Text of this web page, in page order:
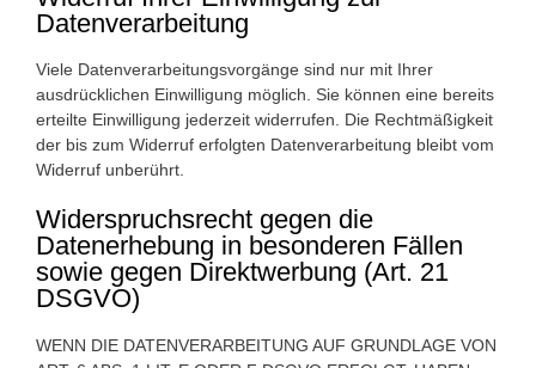
Datenverarbeitung
Viele Datenverarbeitungsvorgänge sind nur mit Ihrer
ausdrücklichen Einwilligung möglich. Sie können eine bereits
erteilte Einwilligung jederzeit widerrufen. Die Rechtmäßigkeit
der bis zum Widerruf erfolgten Datenverarbeitung bleibt vom
Widerruf unberührt.
Widerspruchsrecht gegen die
Datenerhebung in besonderen Fällen
sowie gegen Direktwerbung (Art. 21
DSGVO)
WENN DIE DATENVERARBEITUNG AUF GRUNDLAGE VON